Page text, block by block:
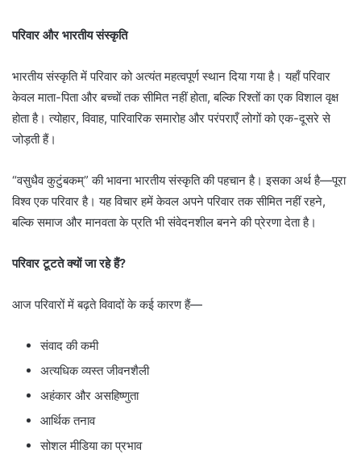
परिवार और भारतीय संस्कृति
भारतीय संस्कृति में परिवार को अत्यंत महत्वपूर्ण स्थान दिया गया है। यहाँ परिवार
केवल माता-पिता और बच्चों तक सीमित नहीं होता, बल्कि रिश्तों का एक विशाल वृक्ष
होता है। त्योहार, विवाह, पारिवारिक समारोह और परंपराएँ लोगों को एक-दूसरे से
जोड़ती हैं।
“वसुधैव कुटुंबकम्” की भावना भारतीय संस्कृति की पहचान है। इसका अर्थ है—पूरा
विश्व एक परिवार है। यह विचार हमें केवल अपने परिवार तक सीमित नहीं रहने,
बल्कि समाज और मानवता के प्रति भी संवेदनशील बनने की प्रेरणा देता है।
परिवार टूटते क्यों जा रहे हैं?
आज परिवारों में बढ़ते विवादों के कई कारण हैं—
संवाद की कमी
अत्यधिक व्यस्त जीवनशैली
अहंकार और असहिष्णुता
आर्थिक तनाव
सोशल मीडिया का प्रभाव